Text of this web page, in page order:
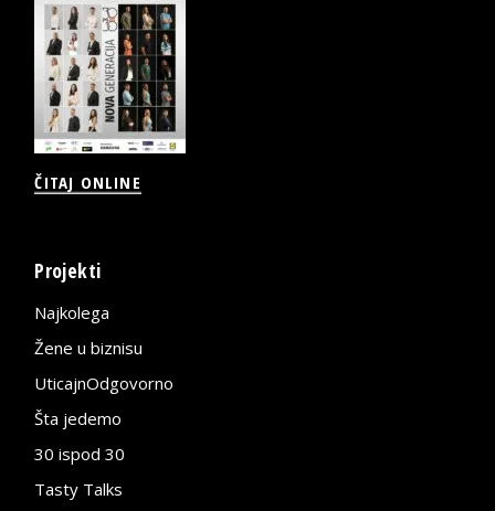
ČITAJ ONLINE
Projekti
Najkolega
Žene u biznisu
UticajnOdgovorno
Šta jedemo
30 ispod 30
Tasty Talks